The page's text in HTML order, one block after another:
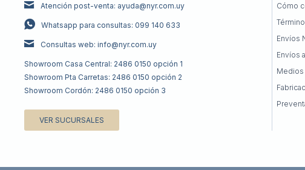
Atención post-venta: ayuda@nyr.com.uy
Whatsapp para consultas: 099 140 633
Consultas web: info@nyr.com.uy
Showroom Casa Central: 2486 0150 opción 1
Showroom Pta Carretas: 2486 0150 opción 2
Showroom Cordón: 2486 0150 opción 3
VER SUCURSALES
Cómo
Envíos
Envíos
Medios